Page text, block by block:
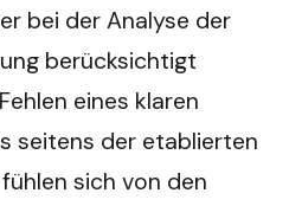
bei der Analyse der
berücksichtigt
eines klaren
seitens der etablierten
sich von den